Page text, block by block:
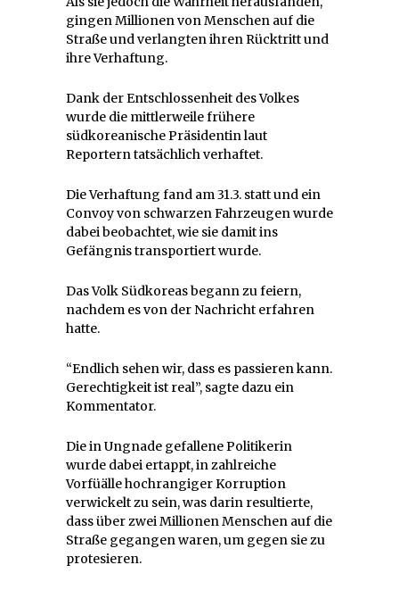
gingen Millionen von Menschen auf die
Straße und verlangten ihren Rücktritt und
ihre Verhaftung.
Dank der Entschlossenheit des Volkes
wurde die mittlerweile frühere
südkoreanische Präsidentin laut
Reportern tatsächlich verhaftet.
Die Verhaftung fand am 31.3. statt und ein
Convoy von schwarzen Fahrzeugen wurde
dabei beobachtet, wie sie damit ins
Gefängnis transportiert wurde.
Das Volk Südkoreas begann zu feiern,
nachdem es von der Nachricht erfahren
hatte.
“Endlich sehen wir, dass es passieren kann.
Gerechtigkeit ist real”, sagte dazu ein
Kommentator.
Die in Ungnade gefallene Politikerin
wurde dabei ertappt, in zahlreiche
Vorfüälle hochrangiger Korruption
verwickelt zu sein, was darin resultierte,
dass über zwei Millionen Menschen auf die
Straße gegangen waren, um gegen sie zu
protesieren.